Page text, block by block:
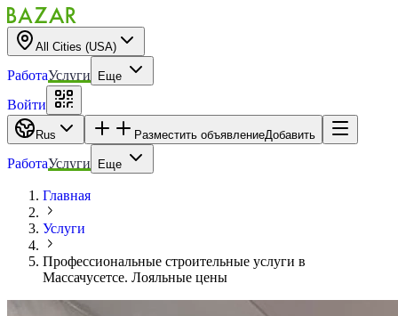
All Cities (USA)
РаботаУслуги Еще
Войти
Rus Разместить объявлениеДобавить
РаботаУслуги Еще
Главная
Услуги
Профессиональные строительные услуги в
Массачусетсе. Лояльные цены